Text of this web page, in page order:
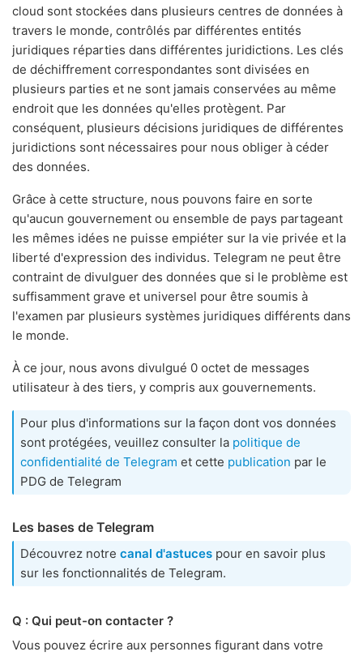
cloud sont stockées dans plusieurs centres de données à
travers le monde, contrôlés par différentes entités
juridiques réparties dans différentes juridictions. Les clés
de déchiffrement correspondantes sont divisées en
plusieurs parties et ne sont jamais conservées au même
endroit que les données qu'elles protègent. Par
conséquent, plusieurs décisions juridiques de différentes
juridictions sont nécessaires pour nous obliger à céder
des données.
Grâce à cette structure, nous pouvons faire en sorte
qu'aucun gouvernement ou ensemble de pays partageant
les mêmes idées ne puisse empiéter sur la vie privée et la
liberté d'expression des individus. Telegram ne peut être
contraint de divulguer des données que si le problème est
suffisamment grave et universel pour être soumis à
l'examen par plusieurs systèmes juridiques différents dans
le monde.
À ce jour, nous avons divulgué 0 octet de messages
utilisateur à des tiers, y compris aux gouvernements.
Pour plus d'informations sur la façon dont vos données
sont protégées, veuillez consulter la politique de
confidentialité de Telegram et cette publication par le
PDG de Telegram
Les bases de Telegram
Découvrez notre canal d'astuces pour en savoir plus
sur les fonctionnalités de Telegram.
Q : Qui peut-on contacter ?
Vous pouvez écrire aux personnes figurant dans votre